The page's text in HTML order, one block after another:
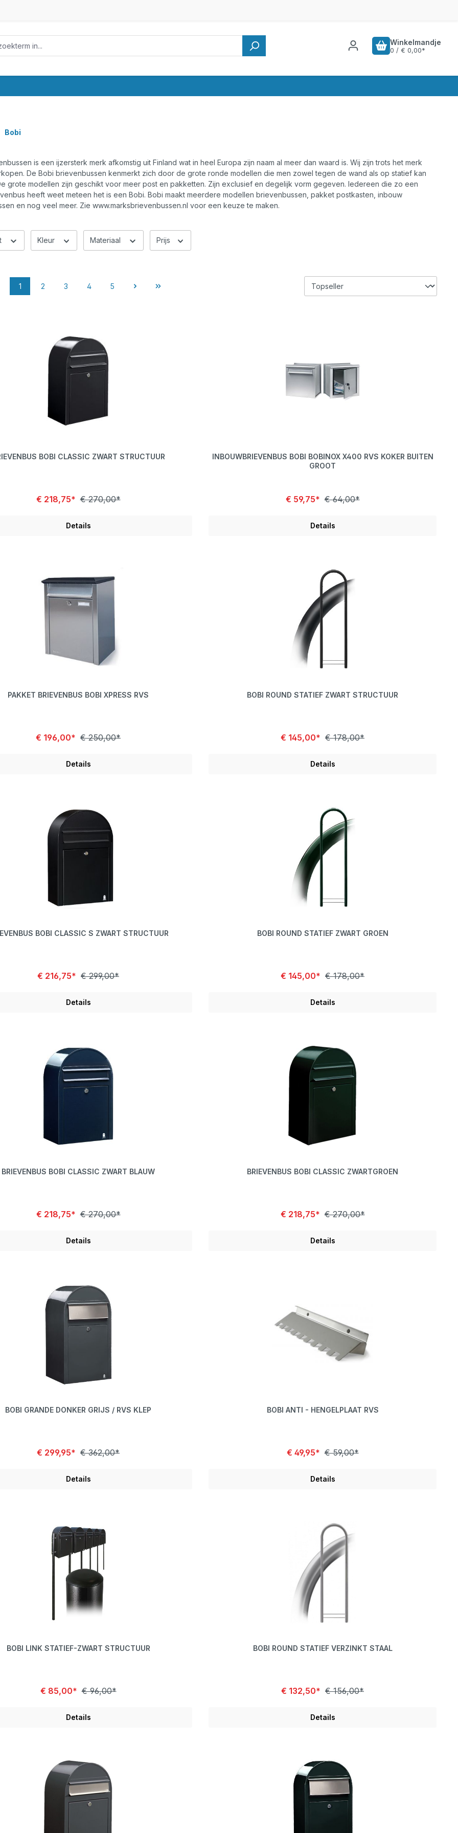
Winkelmandje
0 / € 0,00*
Bobi
is een ijzersterk merk afkomstig uit Finland wat in heel Europa zijn naam al meer dan waard is. Wij zijn trots het merk
De Bobi brievenbussen kenmerkt zich door de grote ronde modellen die men zowel tegen de wand als op statief kan
grote modellen zijn geschikt voor meer post en pakketten. Zijn exclusief en degelijk vorm gegeven. Iedereen die zo een
heeft weet meteen het is een Bobi. Bobi maakt meerdere modellen brievenbussen, pakket postkasten, inbouw
en nog veel meer. Zie www.marksbrievenbussen.nl voor een keuze te maken.
Kleur Materiaal Prijs
1 2 3 4 5
BOBI CLASSIC ZWART STRUCTUUR
€ 218,75* € 270,00*
Details
INBOUWBRIEVENBUS BOBI BOBINOX X400 RVS KOKER BUITEN
GROOT
€ 59,75* € 64,00*
Details
PAKKET BRIEVENBUS BOBI XPRESS RVS
€ 196,00* € 250,00*
Details
BOBI ROUND STATIEF ZWART STRUCTUUR
€ 145,00* € 178,00*
Details
BOBI CLASSIC S ZWART STRUCTUUR
€ 216,75* € 299,00*
Details
BOBI ROUND STATIEF ZWART GROEN
€ 145,00* € 178,00*
Details
BRIEVENBUS BOBI CLASSIC ZWART BLAUW
€ 218,75* € 270,00*
Details
BRIEVENBUS BOBI CLASSIC ZWARTGROEN
€ 218,75* € 270,00*
Details
BOBI GRANDE DONKER GRIJS / RVS KLEP
€ 299,95* € 362,00*
Details
BOBI ANTI - HENGELPLAAT RVS
€ 49,95* € 59,00*
Details
BOBI LINK STATIEF-ZWART STRUCTUUR
€ 85,00* € 96,00*
Details
BOBI ROUND STATIEF VERZINKT STAAL
€ 132,50* € 156,00*
Details